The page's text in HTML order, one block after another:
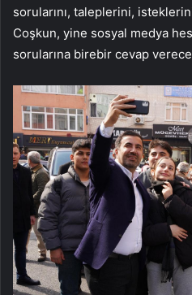
sorularını, taleplerini,
Coşkun, yine sosyal medya
sorularına birebir cevap